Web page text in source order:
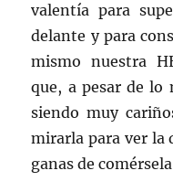
valentía para
delante y para
mismo nuestra
que, a pesar de lo
siendo muy
mirarla para ver la
ganas de